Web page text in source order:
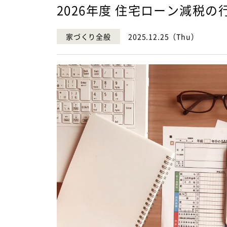
2026年度 住宅ローン減税の
家づくり全般 2025.12.25（Thu）